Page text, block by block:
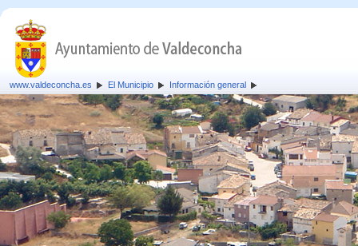
www.valdeconcha.es El Municipio Información general